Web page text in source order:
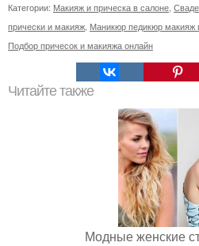
Категории: Макияж и прическа в салоне
прически и макияж Маникюр педикюр макияж
Подбор причесок и макияжа онлайн
Читайте также
Модные женские